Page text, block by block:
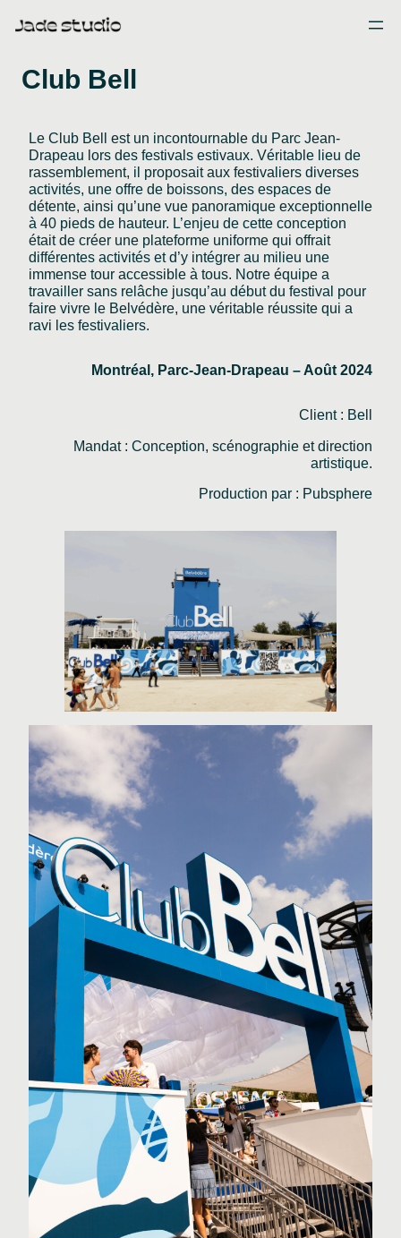
to
Club Bell
Le Club Bell est un incontournable du Parc Jean-
Drapeau lors des festivals estivaux. Véritable lieu de
rassemblement, il proposait aux festivaliers diverses
activités, une offre de boissons, des espaces de
détente, ainsi qu’une vue panoramique exceptionnelle
à 40 pieds de hauteur. L’enjeu de cette conception
était de créer une plateforme uniforme qui offrait
différentes activités et d’y intégrer au milieu une
immense tour accessible à tous. Notre équipe a
travailler sans relâche jusqu’au début du festival pour
faire vivre le Belvédère, une véritable réussite qui a
ravi les festivaliers.
Montréal, Parc-Jean-Drapeau – Août 2024
Client : Bell
Mandat : Conception, scénographie et direction
artistique.
Production par : Pubsphere